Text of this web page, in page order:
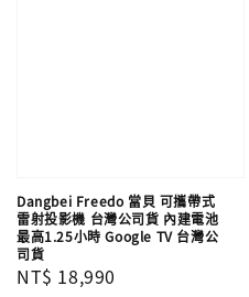
Dangbei Freedo 當貝 可攜帶式
雷射投影機 台灣公司貨 內建電池
最高1.25小時 Google TV 台灣公
司貨
Regular
NT$ 18,990